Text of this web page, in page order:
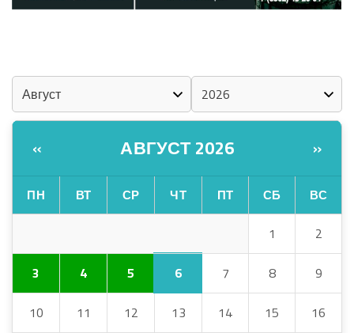
« АВГУСТ 2026 »
ПН ВТ СР ЧТ ПТ СБ ВС
1 2
3 4 5 6 7 8 9
10 11 12 13 14 15 16